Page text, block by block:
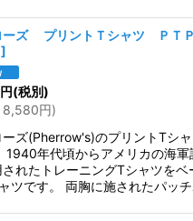
ーズ プリントＴシャツ ＰＴ
]
円(税別)
8,580円)
ーズ(Pherrow's)のプリントTシ
1940年代頃からアメリカの海軍
されたトレーニングTシャツをベ
ツです。 両胸に施されたパッ